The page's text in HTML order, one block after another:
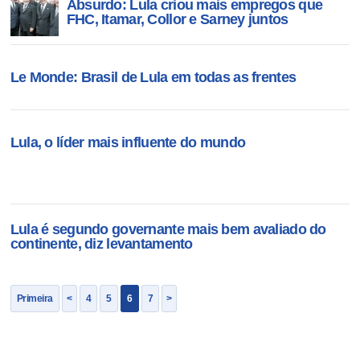
Absurdo: Lula criou mais empregos que
FHC, Itamar, Collor e Sarney juntos
Le Monde: Brasil de Lula em todas as frentes
Lula, o líder mais influente do mundo
Lula é segundo governante mais bem avaliado do
continente, diz levantamento
Primeira < 4 5 6 7 >